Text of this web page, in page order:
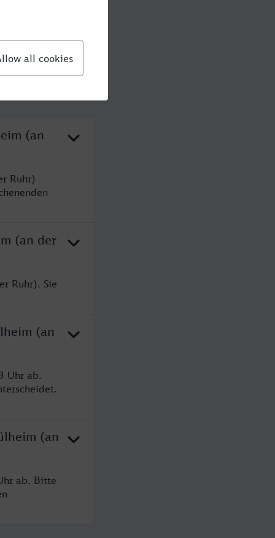
(an
Ruhr)
(an der
Ruhr). Sie
(an
Uhr ab.
(an
ab. Bitte